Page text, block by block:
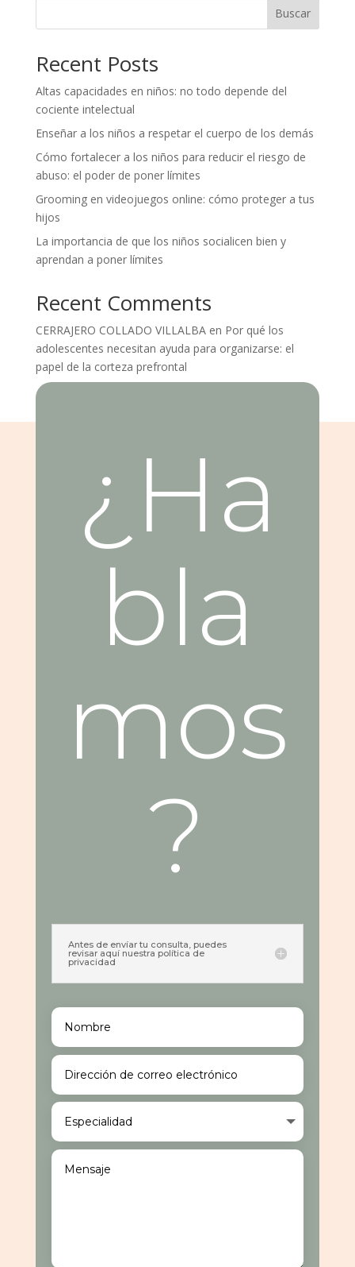
Buscar
Recent Posts
Altas capacidades en niños: no todo depende del
cociente intelectual
Enseñar a los niños a respetar el cuerpo de los demás
Cómo fortalecer a los niños para reducir el riesgo de
abuso: el poder de poner límites
Grooming en videojuegos online: cómo proteger a tus
hijos
La importancia de que los niños socialicen bien y
aprendan a poner límites
Recent Comments
CERRAJERO COLLADO VILLALBAen Por qué los
adolescentes necesitan ayuda para organizarse: el
papel de la corteza prefrontal
¿Ha
bla
mos
?
Antes de envíar tu consulta, puedes
revisar aquí nuestra política de
privacidad